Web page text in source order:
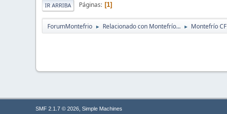
IR ARRIBA Páginas 1
ForumMontefrio ► Relacionado con Montefrío... ► Montefrío CF
SMF 2.1.7 © 2026, Simple Machines